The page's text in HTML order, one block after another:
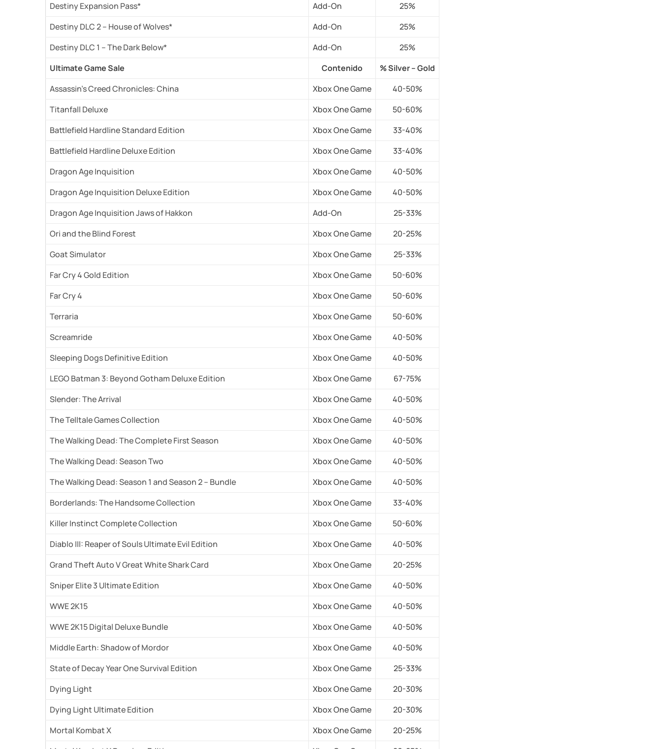
Destiny Expansion Pass*
Add-On
25%
Destiny DLC 2 – House of Wolves*
Add-On
25%
Destiny DLC 1 – The Dark Below*
Add-On
25%
Ultimate Game Sale
Contenido
% Silver – Gold
Assassin’s Creed Chronicles: China
Xbox One Game
40-50%
Titanfall Deluxe
Xbox One Game
50-60%
Battlefield Hardline Standard Edition
Xbox One Game
33-40%
Battlefield Hardline Deluxe Edition
Xbox One Game
33-40%
Dragon Age Inquisition
Xbox One Game
40-50%
Dragon Age Inquisition Deluxe Edition
Xbox One Game
40-50%
Dragon Age Inquisition Jaws of Hakkon
Add-On
25-33%
Ori and the Blind Forest
Xbox One Game
20-25%
Goat Simulator
Xbox One Game
25-33%
Far Cry 4 Gold Edition
Xbox One Game
50-60%
Far Cry 4
Xbox One Game
50-60%
Terraria
Xbox One Game
50-60%
Screamride
Xbox One Game
40-50%
Sleeping Dogs Definitive Edition
Xbox One Game
40-50%
LEGO Batman 3: Beyond Gotham Deluxe Edition
Xbox One Game
67-75%
Slender: The Arrival
Xbox One Game
40-50%
The Telltale Games Collection
Xbox One Game
40-50%
The Walking Dead: The Complete First Season
Xbox One Game
40-50%
The Walking Dead: Season Two
Xbox One Game
40-50%
The Walking Dead: Season 1 and Season 2 – Bundle
Xbox One Game
40-50%
Borderlands: The Handsome Collection
Xbox One Game
33-40%
Killer Instinct Complete Collection
Xbox One Game
50-60%
Diablo III: Reaper of Souls Ultimate Evil Edition
Xbox One Game
40-50%
Grand Theft Auto V Great White Shark Card
Xbox One Game
20-25%
Sniper Elite 3 Ultimate Edition
Xbox One Game
40-50%
WWE 2K15
Xbox One Game
40-50%
WWE 2K15 Digital Deluxe Bundle
Xbox One Game
40-50%
Middle Earth: Shadow of Mordor
Xbox One Game
40-50%
State of Decay Year One Survival Edition
Xbox One Game
25-33%
Dying Light
Xbox One Game
20-30%
Dying Light Ultimate Edition
Xbox One Game
20-30%
Mortal Kombat X
Xbox One Game
20-25%